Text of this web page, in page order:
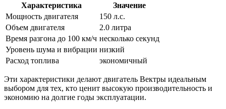
Характеристика
Значение
Мощность двигателя
150 л.с.
Объем двигателя
2.0 литра
Время разгона до 100 км/ч несколько секунд
Уровень шума и вибрации низкий
Расход топлива
экономичный
Эти характеристики делают двигатель Вектры идеальным
выбором для тех, кто ценит высокую производительность и
экономию на долгие годы эксплуатации.